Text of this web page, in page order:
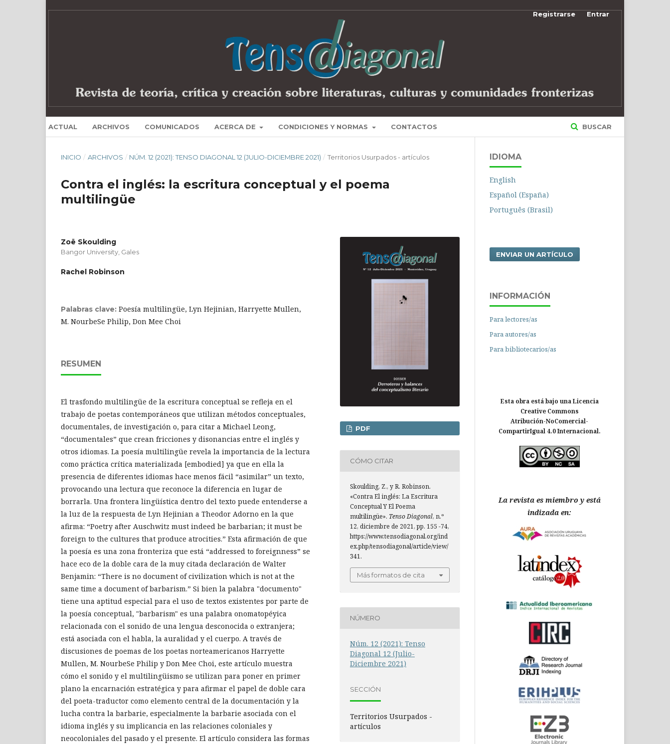
ACTUAL ARCHIVOS COMUNICADOS ACERCA DE CONDICIONES Y NORMAS CONTACTOS BUSCAR
Registrarse Entrar
INICIO / ARCHIVOS / NÚM. 12 (2021): TENSO DIAGONAL 12 (JULIO-DICIEMBRE 2021) / Territorios Usurpados - artículos
Contra el inglés: la escritura conceptual y el poema
multilingüe
Zoë Skoulding
Bangor University, Gales
Rachel Robinson
Palabras clave: Poesía multilingüe, Lyn Hejinian, Harryette Mullen,
M. NourbeSe Philip, Don Mee Choi
RESUMEN
El trasfondo multilingüe de la escritura conceptual se refleja en el
trabajo de poetas contemporáneos que utilizan métodos conceptuales,
documentales, de investigación o, para citar a Michael Leong,
“documentales” que crean fricciones y disonancias entre el inglés y
otros idiomas. La poesía multilingüe revela la importancia de la lectura
como práctica crítica materializada [embodied] ya que en ella la
presencia de diferentes idiomas hace menos fácil “asimilar” un texto,
provocando una lectura que reconoce la diferencia en lugar de
borrarla. Una frontera lingüística dentro del texto puede entenderse a
la luz de la respuesta de Lyn Hejinian a Theodor Adorno en la que
afirma: “Poetry after Auschwitz must indeed be barbarian; it must be
foreign to the cultures that produce atrocities.” Esta afirmación de que
la poesía es una zona fronteriza que está “addressed to foreignness” se
hace eco de la doble cara de la muy citada declaración de Walter
Benjamin: “There is no document of civilization which is not at the
same time a document of barbarism.” Si bien la palabra "documento"
tiene una aptitud especial para el uso de textos existentes por parte de
la poesía conceptual, "barbarism" es una palabra onomatopéyica
relacionada con el sonido de una lengua desconocida o extranjera;
está asociada con el habla, la auralidad y el cuerpo. A través de
discusiones de poemas de los poetas norteamericanos Harryette
Mullen, M. NourbeSe Philip y Don Mee Choi, este artículo muestra
cómo el sonido y el multilingüismo se utilizan para poner en primer
plano la encarnación estratégica y para afirmar el papel de doble cara
del poeta-traductor como elemento central de la documentación y la
lucha contra la barbarie, especialmente la barbarie asociada con el
idioma inglés y su implicancia en las relaciones coloniales y
neocoloniales del pasado y el presente. El artículo considera las formas
PDF
CÓMO CITAR
Skoulding, Z., y R. Robinson.
«Contra El inglés: La Escritura
Conceptual Y El Poema
multilingüe». Tenso Diagonal, n.º
12, diciembre de 2021, pp. 155 -74,
https://www.tensodiagonal.org/ind
ex.php/tensodiagonal/article/view/
341.
Más formatos de cita
NÚMERO
Núm. 12 (2021): Tenso
Diagonal 12 (Julio-
Diciembre 2021)
SECCIÓN
Territorios Usurpados -
artículos
IDIOMA
English
Español (España)
Português (Brasil)
ENVIAR UN ARTÍCULO
INFORMACIÓN
Para lectores/as
Para autores/as
Para bibliotecarios/as
Esta obra está bajo una Licencia
Creative Commons
Atribución-NoComercial-
CompartirIgual 4.0 Internacional.
La revista es miembro y está
indizada en: